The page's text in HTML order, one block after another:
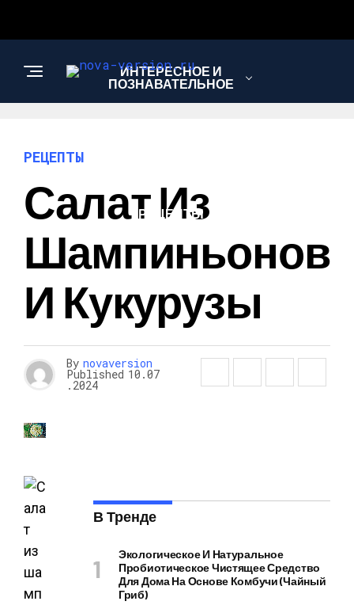
ИНТЕРЕСНОЕ И
ПОЗНАВАТЕЛЬНОЕ
РЕЦЕПТЫ
РЕЦЕПТЫ
Салат Из
Шампиньонов
И Кукурузы
By novaversion
Published 10.07
.2024
В Тренде
Экологическое И Натуральное
Пробиотическое Чистящее Средство
Для Дома На Основе Комбучи (чайный
Гриб)